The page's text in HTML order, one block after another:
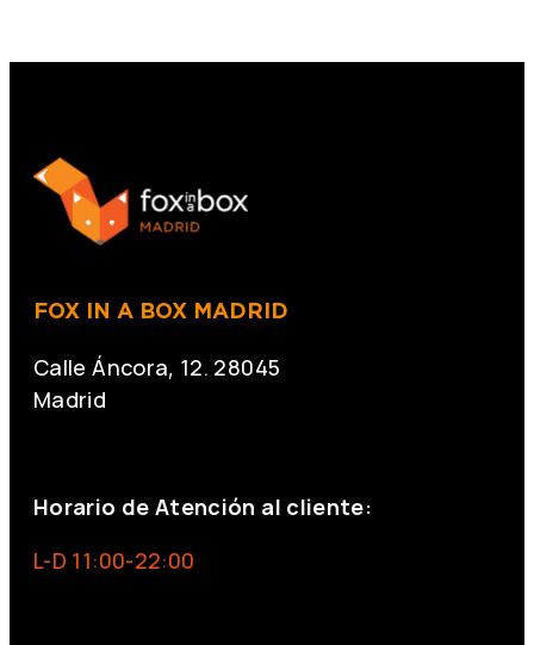
FOX IN A BOX MADRID
Calle Áncora, 12. 28045
Madrid
Horario de Atención al cliente:
L-D 11:00-22:00